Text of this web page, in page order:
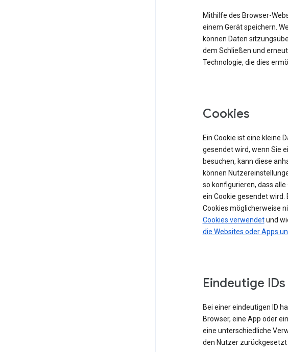
Mithilfe des Browser-
einem Gerät speichern.
können Daten
dem Schließen und
Technologie, die dies
Cookies
Ein Cookie ist eine kleine
gesendet wird, wenn Sie
besuchen, kann diese
können
so konfigurieren, dass
ein Cookie gesendet wird.
Cookies möglicherweise
Cookies verwendetund
die Websites oder Apps
Eindeutige IDs
Bei einer eindeutigen ID
Browser, eine App oder
eine unterschiedliche
den Nutzer